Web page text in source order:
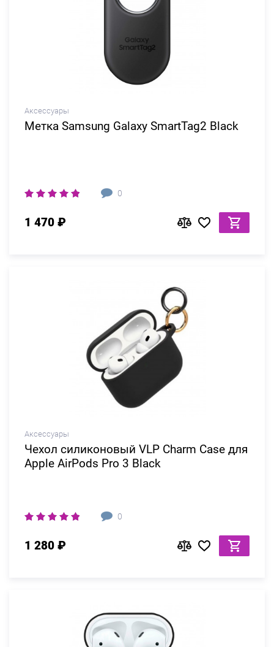
Аксессуары
Метка Samsung Galaxy SmartTag2 Black
0
1 470 ₽
Аксессуары
Чехол силиконовый VLP Charm Case для
Apple AirPods Pro 3 Black
0
1 280 ₽